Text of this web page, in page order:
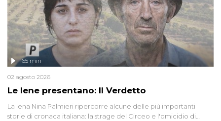
Le Iene presentano: Il Verdetto
165 min
02 agosto 2026
La Iena Nina Palmieri ripercorre alcune delle più importanti
storie di cronaca italiana: la strage del Circeo e l'omicidio di